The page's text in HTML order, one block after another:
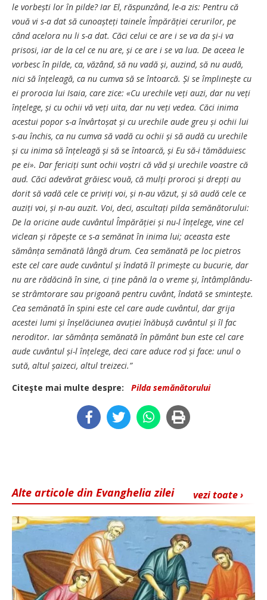
le vorbești lor în pilde? Iar El, răspunzând, le-a zis: Pentru că
vouă vi s-a dat să cunoașteți tainele Împărăției cerurilor, pe
când acelora nu li s-a dat. Căci celui ce are i se va da și-i va
prisosi, iar de la cel ce nu are, și ce are i se va lua. De aceea le
vorbesc în pilde, ca, văzând, să nu vadă și, auzind, să nu audă,
nici să înțeleagă, ca nu cumva să se întoarcă. Și se împlinește cu
ei prorocia lui Isaia, care zice: «Cu urechile veți auzi, dar nu veți
înțelege, și cu ochii vă veți uita, dar nu veți vedea. Căci inima
acestui popor s-a învârtoșat și cu urechile aude greu și ochii lui
s-au închis, ca nu cumva să vadă cu ochii și să audă cu urechile
și cu inima să înțeleagă și să se întoarcă, și Eu să-i tămăduiesc
pe ei». Dar fericiți sunt ochii voștri că văd și urechile voastre că
aud. Căci adevărat grăiesc vouă, că mulți proroci și drepți au
dorit să vadă cele ce priviți voi, și n-au văzut, și să audă cele ce
auziți voi, și n-au auzit. Voi, deci, ascultați pilda semănătorului:
De la oricine aude cuvântul Împărăției și nu-l înțelege, vine cel
viclean și răpește ce s-a semănat în inima lui; aceasta este
sămânța semănată lângă drum. Cea semănată pe loc pietros
este cel care aude cuvântul și îndată îl primește cu bucurie, dar
nu are rădăcină în sine, ci ține până la o vreme și, întâmplându-
se strâmtorare sau prigoană pentru cuvânt, îndată se smintește.
Cea semănată în spini este cel care aude cuvântul, dar grija
acestei lumi și înșelăciunea avuției înăbușă cuvântul și îl fac
neroditor. Iar sămânța semănată în pământ bun este cel care
aude cuvântul și-l înțelege, deci care aduce rod și face: unul o
sută, altul șaizeci, altul treizeci.”
Citeşte mai multe despre:
Pilda semănătorului
vezi toate ›
Alte articole din Evanghelia zilei